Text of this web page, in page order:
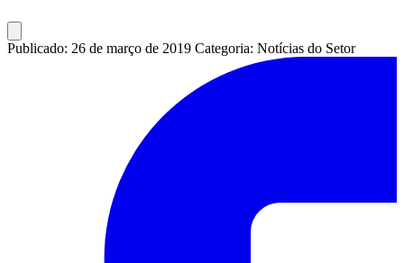
Publicado: 26 de março de 2019 Categoria: Notícias do Setor